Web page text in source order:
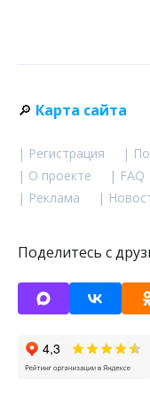
🔎 Карта сайта
| Регистрация
|
| О проекте
| FAQ
| Реклама
|
Поделитесь с